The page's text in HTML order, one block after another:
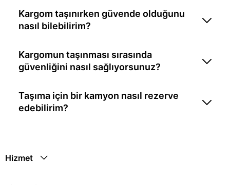
Kargom taşınırken güvende olduğunu
nasıl bilebilirim?
Kargomun taşınması sırasında
güvenliğini nasıl sağlıyorsunuz?
Taşıma için bir kamyon nasıl rezerve
edebilirim?
Hizmet